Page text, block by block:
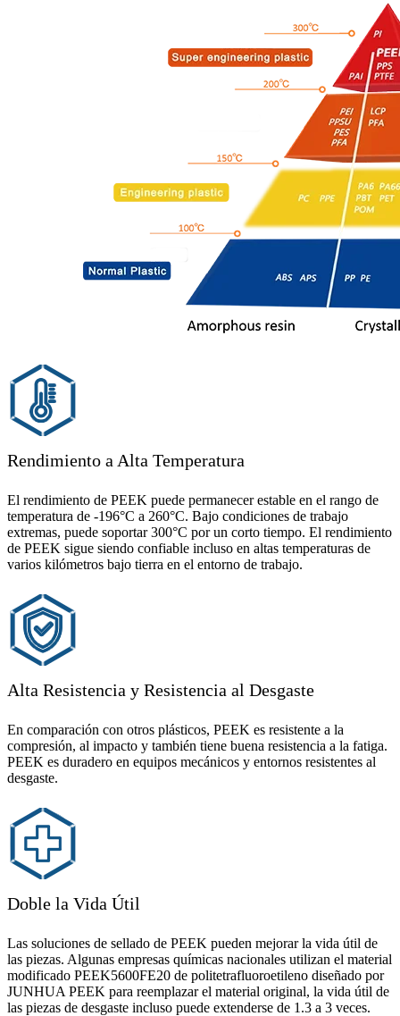
Rendimiento a Alta Temperatura
El rendimiento de PEEK puede permanecer estable en el rango de
temperatura de -196°C a 260°C. Bajo condiciones de trabajo
extremas, puede soportar 300°C por un corto tiempo. El rendimiento
de PEEK sigue siendo confiable incluso en altas temperaturas de
varios kilómetros bajo tierra en el entorno de trabajo.
Alta Resistencia y Resistencia al Desgaste
En comparación con otros plásticos, PEEK es resistente a la
compresión, al impacto y también tiene buena resistencia a la fatiga.
PEEK es duradero en equipos mecánicos y entornos resistentes al
desgaste.
Doble la Vida Útil
Las soluciones de sellado de PEEK pueden mejorar la vida útil de
las piezas. Algunas empresas químicas nacionales utilizan el material
modificado PEEK5600FE20 de politetrafluoroetileno diseñado por
JUNHUA PEEK para reemplazar el material original, la vida útil de
las piezas de desgaste incluso puede extenderse de 1.3 a 3 veces.